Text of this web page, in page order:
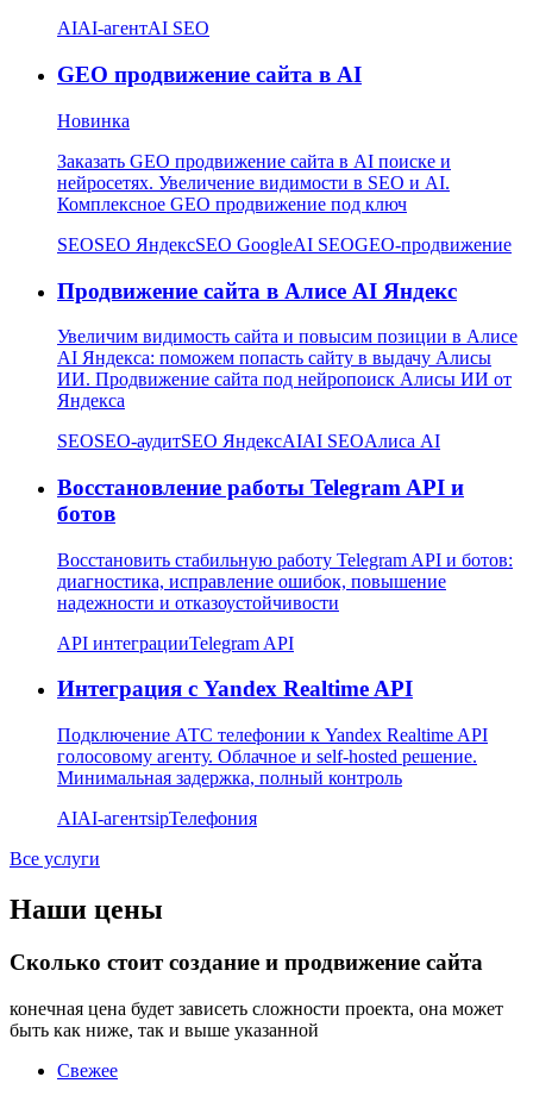
AIAI-агентAI SEO
GEO продвижение сайта в AI
Новинка
Заказать GEO продвижение сайта в AI поиске и
нейросетях. Увеличение видимости в SEO и AI.
Комплексное GEO продвижение под ключ
SEOSEO ЯндексSEO GoogleAI SEOGEO-продвижение
Продвижение сайта в Алисе AI Яндекс
Увеличим видимость сайта и повысим позиции в Алисе
AI Яндекса: поможем попасть сайту в выдачу Алисы
ИИ. Продвижение сайта под нейропоиск Алисы ИИ от
Яндекса
SEOSEO-аудитSEO ЯндексAIAI SEOАлиса AI
Восстановление работы Telegram API и
ботов
Восстановить стабильную работу Telegram API и ботов:
диагностика, исправление ошибок, повышение
надежности и отказоустойчивости
API интеграцииTelegram API
Интеграция с Yandex Realtime API
Подключение АТС телефонии к Yandex Realtime API
голосовому агенту. Облачное и self-hosted решение.
Минимальная задержка, полный контроль
AIAI-агентsipТелефония
Все услуги
Наши цены
Сколько стоит создание и продвижение сайта
конечная цена будет зависеть сложности проекта, она может
быть как ниже, так и выше указанной
Свежее